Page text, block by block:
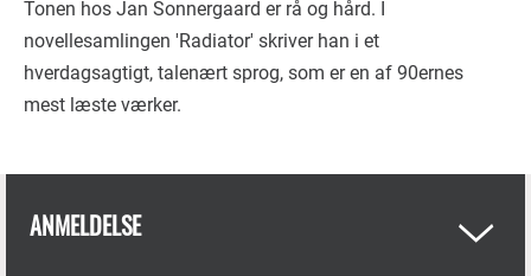
Tonen hos Jan Sonnergaard er rå og hård. I
novellesamlingen 'Radiator' skriver han i et
hverdagsagtigt, talenært sprog, som er en af 90ernes
mest læste værker.
ANMELDELSE